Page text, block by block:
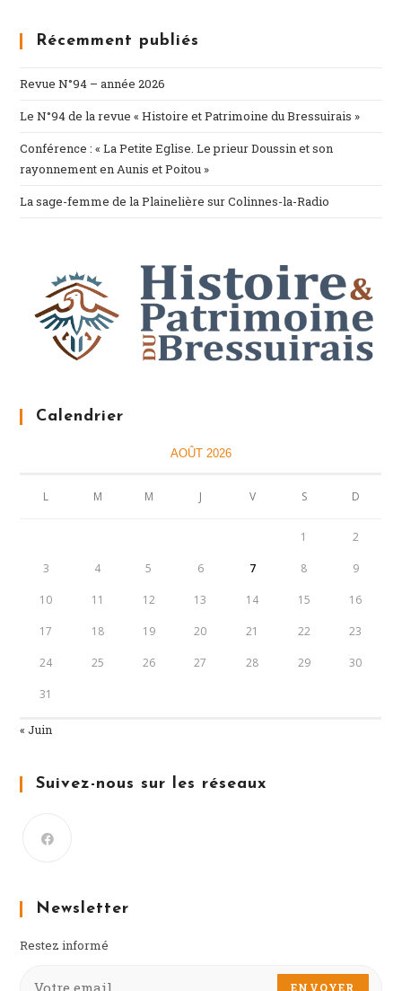
Récemment publiés
Revue N°94 – année 2026
Le N°94 de la revue « Histoire et Patrimoine du Bressuirais »
Conférence : « La Petite Eglise. Le prieur Doussin et son
rayonnement en Aunis et Poitou »
La sage-femme de la Plainelière sur Colinnes-la-Radio
Calendrier
AOÛT 2026
L M M J V S D
1 2
3 4 5 6 7 8 9
10 11 12 13 14 15 16
17 18 19 20 21 22 23
24 25 26 27 28 29 30
31
« Juin
Suivez-nous sur les réseaux
Newsletter
Restez informé
ENVOYER